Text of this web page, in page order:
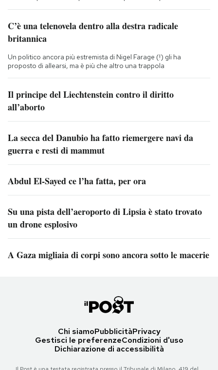
C’è una telenovela dentro alla destra radicale
britannica
Un politico ancora più estremista di Nigel Farage (!) gli ha
proposto di allearsi, ma è più che altro una trappola
Il principe del Liechtenstein contro il diritto
all’aborto
La secca del Danubio ha fatto riemergere navi da
guerra e resti di mammut
Abdul El-Sayed ce l’ha fatta, per ora
Su una pista dell’aeroporto di Lipsia è stato trovato
un drone esplosivo
A Gaza migliaia di corpi sono ancora sotto le macerie
Chi siamoPubblicitàPrivacy
Gestisci le preferenzeCondizioni d'uso
Dichiarazione di accessibilità